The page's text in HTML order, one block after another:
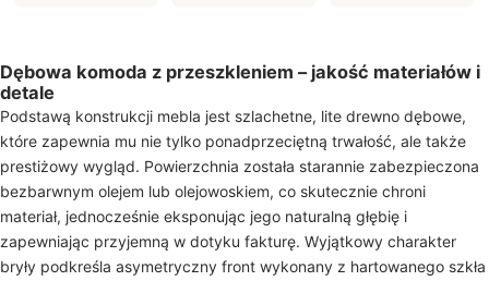
Dębowa komoda z przeszkleniem – jakość materiałów i
detale
Podstawą konstrukcji mebla jest szlachetne, lite drewno dębowe,
które zapewnia mu nie tylko ponadprzeciętną trwałość, ale także
prestiżowy wygląd. Powierzchnia została starannie zabezpieczona
bezbarwnym olejem lub olejowoskiem, co skutecznie chroni
materiał, jednocześnie eksponując jego naturalną głębię i
zapewniając przyjemną w dotyku fakturę. Wyjątkowy charakter
bryły podkreśla asymetryczny front wykonany z hartowanego szkła